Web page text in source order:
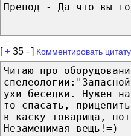
Препод - Да что вы
[+ 35 - ] Комментировать
Читаю про
ухи беседки. Нужен
то спасать,
в каску товарища,
Незаменимая вещь!=)